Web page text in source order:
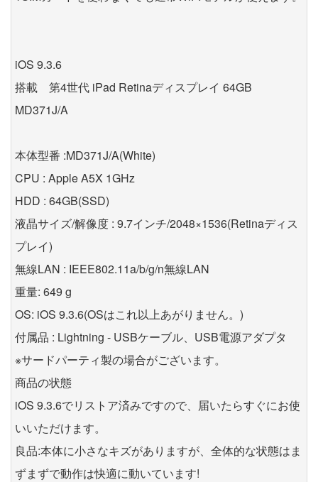
iOS 9.3.6
搭載 第4世代 iPad Retinaディスプレイ 64GB
MD371J/A
本体型番 :MD371J/A(White)
CPU : Apple A5X 1GHz
HDD : 64GB(SSD)
液晶サイズ/解像度 : 9.7インチ/2048×1536(Retinaディス
プレイ)
無線LAN : IEEE802.11a/b/g/n無線LAN
重量: 649 g
OS: iOS 9.3.6(OSはこれ以上あがりません。)
付属品 : Lightning - USBケーブル、USB電源アダプタ
※サードパーティ製の場合がございます。
商品の状態
iOS 9.3.6でリストア済みですので、届いたらすぐにお使
いいただけます。
良品:本体に小さなキズがありますが、全体的な状態はま
ずまずで動作は快適に動いています!